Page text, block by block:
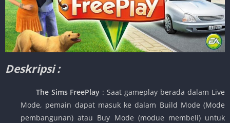
Deskripsi :
The Sims FreePlay : Saat gameplay berada dalam Live
Mode, pemain dapat masuk ke dalam Build Mode (Mode
pembangunan) atau Buy Mode (modue membeli) untuk